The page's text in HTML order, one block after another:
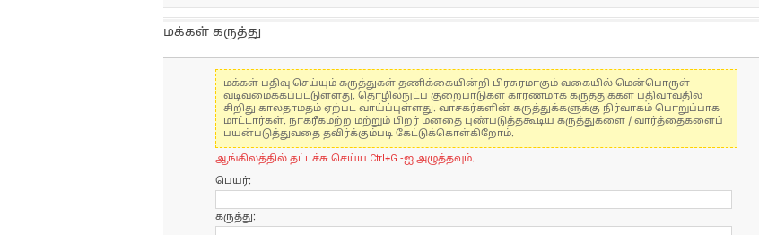
மக்கள் கருத்து
மக்கள் பதிவு செய்யும் கருத்துகள் தணிக்கையின்றி பிரசுரமாகும் வகையில் மென்பொருள்
வடிவமைக்கப்பட்டுள்ளது. தொழில்நுட்ப குறைபாடுகள் காரணமாக கருத்துக்கள் பதிவாவதில்
சிறிது காலதாமதம் ஏற்பட வாய்ப்புள்ளது. வாசகர்களின் கருத்துக்களுக்கு நிர்வாகம் பொறுப்பாக
மாட்டார்கள். நாகரீகமற்ற மற்றும் பிறர் மனதை புண்படுத்தகூடிய கருத்துகளை / வார்த்தைகளைப்
பயன்படுத்துவதை தவிர்க்கும்படி கேட்டுக்கொள்கிறோம்.
ஆங்கிலத்தில் தட்டச்சு செய்ய Ctrl+G -ஐ அழுத்தவும்.
பெயர்:
கருத்து: